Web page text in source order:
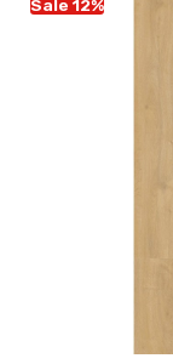
Sale 12%